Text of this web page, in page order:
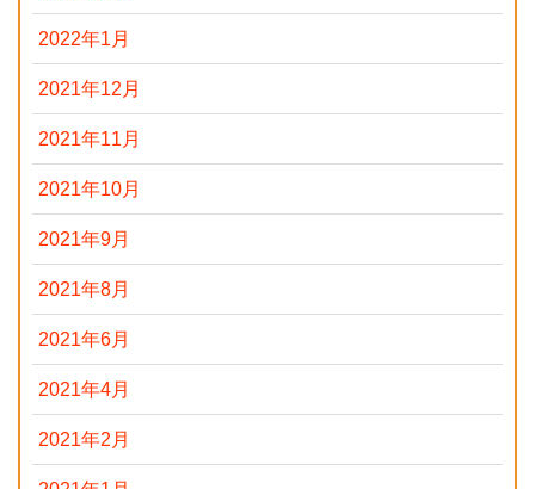
2022年1月
2021年12月
2021年11月
2021年10月
2021年9月
2021年8月
2021年6月
2021年4月
2021年2月